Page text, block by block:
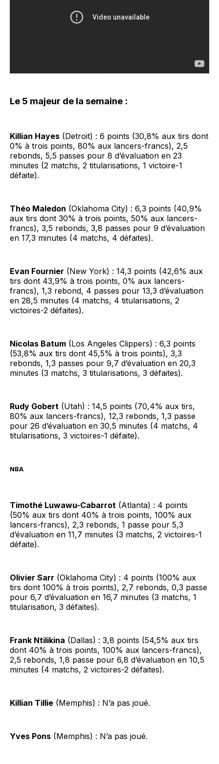
Le 5 majeur de la semaine :
Killian Hayes (Detroit) : 6 points (30,8% aux tirs dont
0% à trois points, 80% aux lancers-francs), 2,5
rebonds, 5,5 passes pour 8 d’évaluation en 23
minutes (2 matchs, 2 titularisations, 1 victoire-1
défaite).
Théo Maledon (Oklahoma City) : 6,3 points (40,9%
aux tirs dont 30% à trois points, 50% aux lancers-
francs), 3,5 rebonds, 3,8 passes pour 9 d’évaluation
en 17,3 minutes (4 matchs, 4 défaites).
Evan Fournier (New York) : 14,3 points (42,6% aux
tirs dont 43,9% à trois points, 0% aux lancers-
francs), 1,3 rebond, 4 passes pour 13,3 d’évaluation
en 28,5 minutes (4 matchs, 4 titularisations, 2
victoires-2 défaites).
Nicolas Batum (Los Angeles Clippers) : 6,3 points
(53,8% aux tirs dont 45,5% à trois points), 3,3
rebonds, 1,3 passes pour 9,7 d’évaluation en 20,3
minutes (3 matchs, 3 titularisations, 3 défaites).
Rudy Gobert (Utah) : 14,5 points (70,4% aux tirs,
80% aux lancers-francs), 12,3 rebonds, 1,3 passe
pour 26 d’évaluation en 30,5 minutes (4 matchs, 4
titularisations, 3 victoires-1 défaite).
NBA
Timothé Luwawu-Cabarrot (Atlanta) : 4 points
(50% aux tirs dont 40% à trois points, 100% aux
lancers-francs), 2,3 rebonds, 1 passe pour 5,3
d’évaluation en 11,7 minutes (3 matchs, 2 victoires-1
défaite).
Olivier Sarr (Oklahoma City) : 4 points (100% aux
tirs dont 100% à trois points), 2,7 rebonds, 0,3 passe
pour 6,7 d’évaluation en 16,7 minutes (3 matchs, 1
titularisation, 3 défaites).
Frank Ntilikina (Dallas) : 3,8 points (54,5% aux tirs
dont 40% à trois points, 100% aux lancers-francs),
2,5 rebonds, 1,8 passe pour 6,8 d’évaluation en 10,5
minutes (4 matchs, 2 victoires-2 défaites).
Killian Tillie (Memphis) : N’a pas joué.
Yves Pons (Memphis) : N’a pas joué.